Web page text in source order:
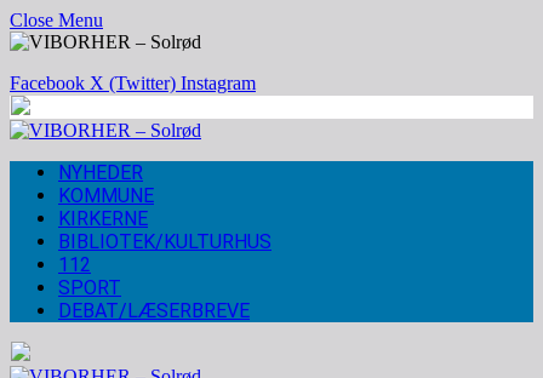
Close Menu
Facebook X (Twitter) Instagram
NYHEDER
KOMMUNE
KIRKERNE
BIBLIOTEK/KULTURHUS
112
SPORT
DEBAT/LÆSERBREVE